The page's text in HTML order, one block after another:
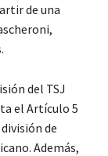
de una
del TSJ
el Artículo 5
de
Además,